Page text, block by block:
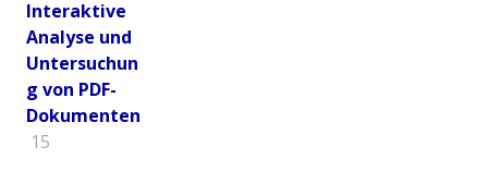
Interaktive
Analyse und
Untersuchun
g von PDF-
Dokumenten
15